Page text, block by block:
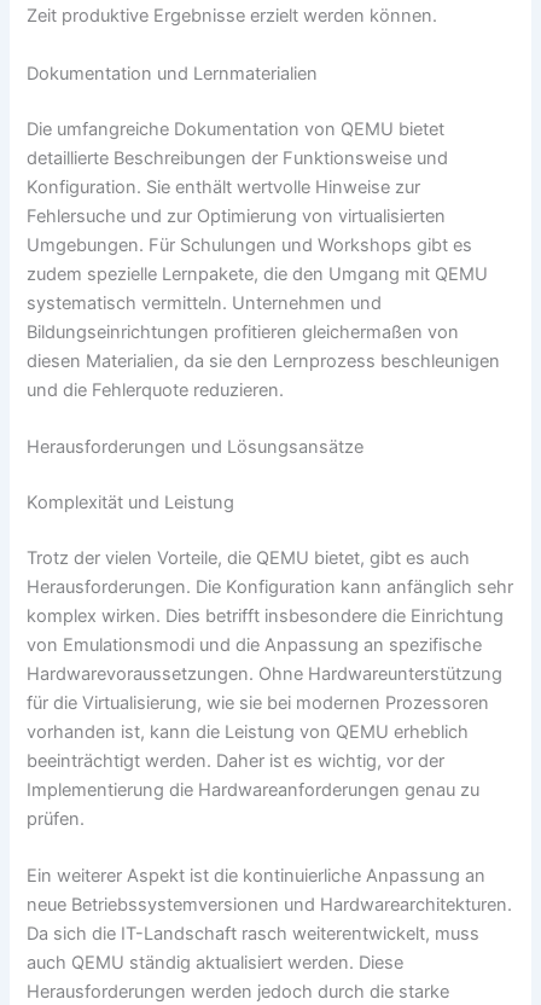
Zeit produktive Ergebnisse erzielt werden können.
Dokumentation und Lernmaterialien
Die umfangreiche Dokumentation von QEMU bietet
detaillierte Beschreibungen der Funktionsweise und
Konfiguration. Sie enthält wertvolle Hinweise zur
Fehlersuche und zur Optimierung von virtualisierten
Umgebungen. Für Schulungen und Workshops gibt es
zudem spezielle Lernpakete, die den Umgang mit QEMU
systematisch vermitteln. Unternehmen und
Bildungseinrichtungen profitieren gleichermaßen von
diesen Materialien, da sie den Lernprozess beschleunigen
und die Fehlerquote reduzieren.
Herausforderungen und Lösungsansätze
Komplexität und Leistung
Trotz der vielen Vorteile, die QEMU bietet, gibt es auch
Herausforderungen. Die Konfiguration kann anfänglich sehr
komplex wirken. Dies betrifft insbesondere die Einrichtung
von Emulationsmodi und die Anpassung an spezifische
Hardwarevoraussetzungen. Ohne Hardwareunterstützung
für die Virtualisierung, wie sie bei modernen Prozessoren
vorhanden ist, kann die Leistung von QEMU erheblich
beeinträchtigt werden. Daher ist es wichtig, vor der
Implementierung die Hardwareanforderungen genau zu
prüfen.
Ein weiterer Aspekt ist die kontinuierliche Anpassung an
neue Betriebssystemversionen und Hardwarearchitekturen.
Da sich die IT-Landschaft rasch weiterentwickelt, muss
auch QEMU ständig aktualisiert werden. Diese
Herausforderungen werden jedoch durch die starke